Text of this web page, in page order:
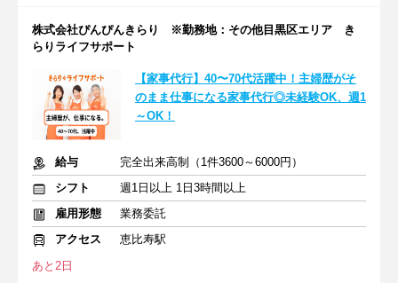
株式会社ぴんぴんきらり ※勤務地：その他目黒区エリア き
らりライフサポート
【家事代行】40〜70代活躍中！主婦歴がそ
のまま仕事になる家事代行◎未経験OK、週1
～OK！
給与
完全出来高制（1件3600～6000円）
シフト
週1日以上 1日3時間以上
雇用形態
業務委託
アクセス
恵比寿駅
あと2日